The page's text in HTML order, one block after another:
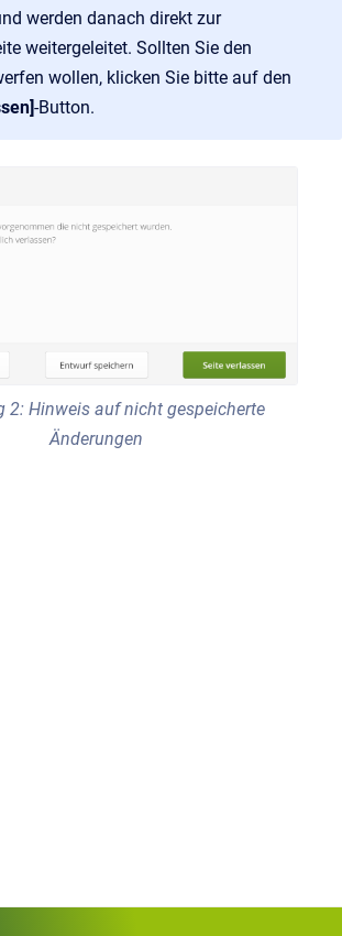
werden danach direkt zur
weitergeleitet. Sollten Sie den
wollen, klicken Sie bitte auf den
-Button.
2: Hinweis auf nicht gespeicherte
Änderungen